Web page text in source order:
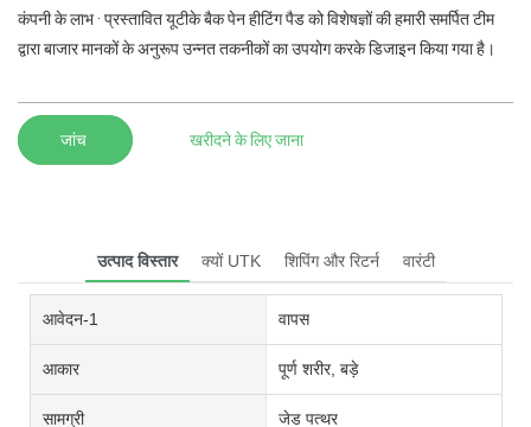
कंपनी के लाभ · प्रस्तावित यूटीके बैक पेन हीटिंग पैड को विशेषज्ञों की हमारी समर्पित टीम
द्वारा बाजार मानकों के अनुरूप उन्नत तकनीकों का उपयोग करके डिजाइन किया गया है।
जांच खरीदने के लिए जाना
उत्पाद विस्तार क्यों UTK शिपिंग और रिटर्न वारंटी
आवेदन-1 वापस
आकार पूर्ण शरीर, बड़े
सामग्री जेड पत्थर